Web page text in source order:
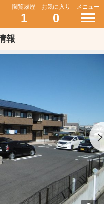
閲覧履歴
1
お気に入り
0
メニュー
報